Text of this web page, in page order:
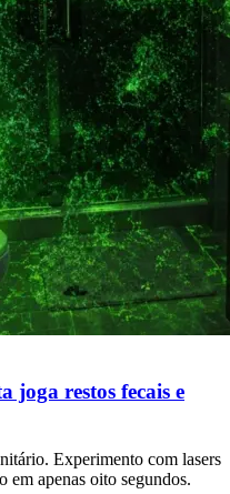
joga restos fecais e
Experimento com lasers
em apenas oito segundos.